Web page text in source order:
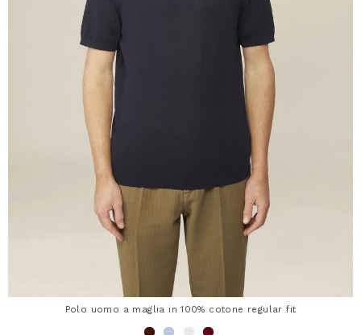
Polo uomo a maglia in 100% cotone regular fit